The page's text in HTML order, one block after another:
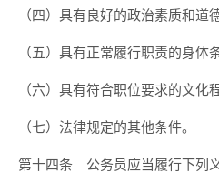
（四）具有良好的政治素质和道
（五）具有正常履行职责的身体
（六）具有符合职位要求的文化
（七）法律规定的其他条件。
第十四条
公务员应当履行下列义